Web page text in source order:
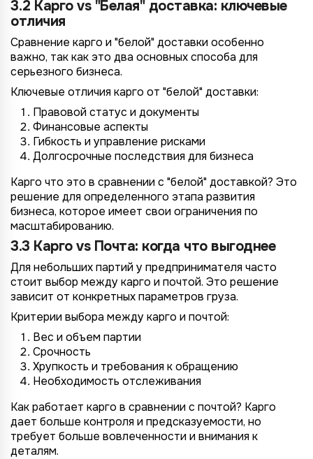
3.2 Карго vs "Белая" доставка: ключевые
отличия
Сравнение карго и "белой" доставки особенно
важно, так как это два основных способа для
серьезного бизнеса.
Ключевые отличия карго от "белой" доставки:
Правовой статус и документы
Финансовые аспекты
Гибкость и управление рисками
Долгосрочные последствия для бизнеса
Карго что это в сравнении с "белой" доставкой? Это
решение для определенного этапа развития
бизнеса, которое имеет свои ограничения по
масштабированию.
3.3 Карго vs Почта: когда что выгоднее
Для небольших партий у предпринимателя часто
стоит выбор между карго и почтой. Это решение
зависит от конкретных параметров груза.
Критерии выбора между карго и почтой:
Вес и объем партии
Срочность
Хрупкость и требования к обращению
Необходимость отслеживания
Как работает карго в сравнении с почтой? Карго
дает больше контроля и предсказуемости, но
требует больше вовлеченности и внимания к
деталям.
Подключение к
TotalCRM
Подключение к
TotalCRM
Подключение к
TotalCRM
Подключение к
TotalCRM
Подключение к
TotalCRM
Подключение к
TotalCRM
Подключение к
TotalCRM